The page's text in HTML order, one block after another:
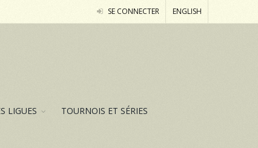
SE CONNECTER ENGLISH
LIGUES TOURNOIS ET SÉRIES